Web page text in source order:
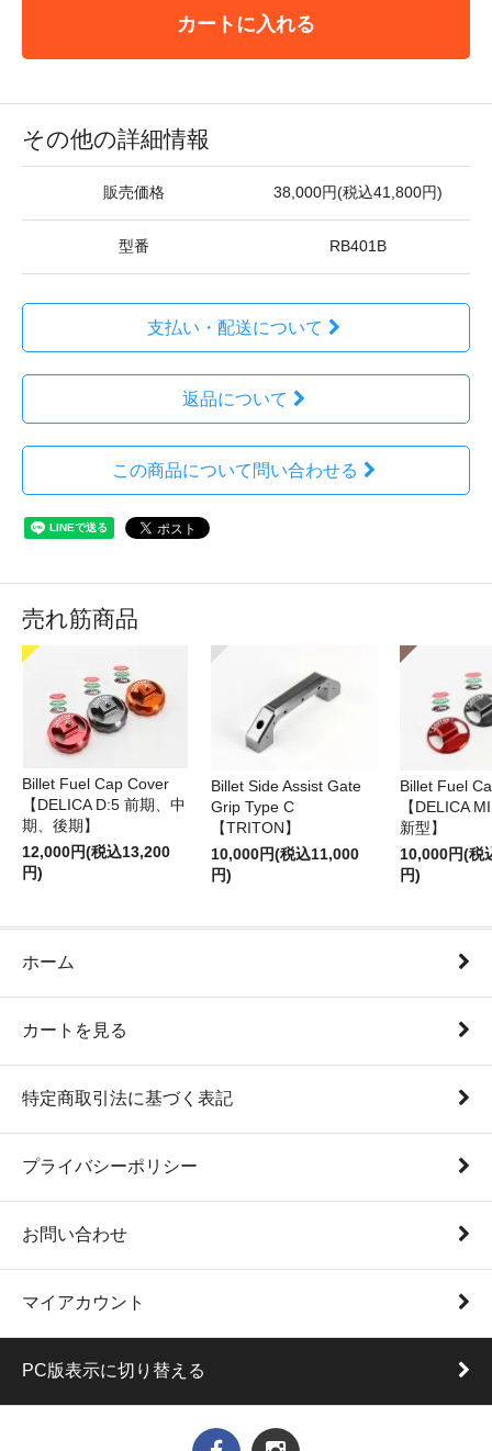
カートに入れる
その他の詳細情報
販売価格 38,000円(税込41,800円)
型番 RB401B
支払い・配送について
返品について
この商品について問い合わせる
売れ筋商品
Billet Fuel Cap Cover
【DELICA D:5 前期、中
期、後期】
12,000円(税込13,200
円)
Billet Side Assist Gate
Grip Type C
【TRITON】
10,000円(税込11,000
円)
Billet Fuel
【DELICA
新型】
10,000円(税
円)
ホーム
カートを見る
特定商取引法に基づく表記
プライバシーポリシー
お問い合わせ
マイアカウント
PC版表示に切り替える